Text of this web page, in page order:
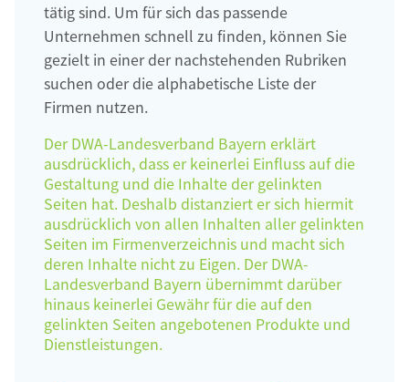
tätig sind. Um für sich das passende
Unternehmen schnell zu finden, können Sie
gezielt in einer der nachstehenden Rubriken
suchen oder die alphabetische Liste der
Firmen nutzen.
Der DWA-Landesverband Bayern erklärt
ausdrücklich, dass er keinerlei Einfluss auf die
Gestaltung und die Inhalte der gelinkten
Seiten hat. Deshalb distanziert er sich hiermit
ausdrücklich von allen Inhalten aller gelinkten
Seiten im Firmenverzeichnis und macht sich
deren Inhalte nicht zu Eigen. Der DWA-
Landesverband Bayern übernimmt darüber
hinaus keinerlei Gewähr für die auf den
gelinkten Seiten angebotenen Produkte und
Dienstleistungen.